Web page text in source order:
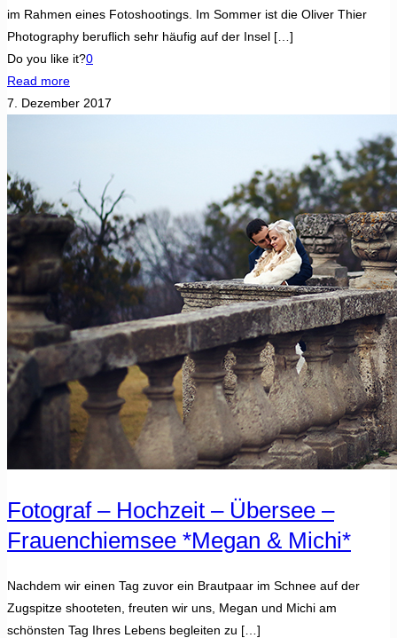
im Rahmen eines Fotoshootings. Im Sommer ist die Oliver Thier
Photography beruflich sehr häufig auf der Insel […]
Do you like it?0
Read more
7. Dezember 2017
Fotograf – Hochzeit – Übersee –
Frauenchiemsee *Megan & Michi*
Nachdem wir einen Tag zuvor ein Brautpaar im Schnee auf der
Zugspitze shooteten, freuten wir uns, Megan und Michi am
schönsten Tag Ihres Lebens begleiten zu […]